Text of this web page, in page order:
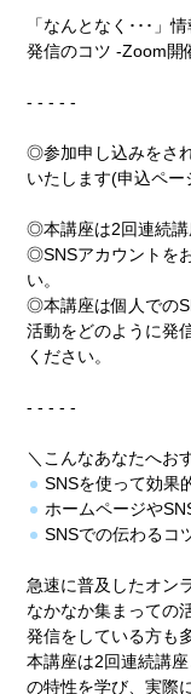
「なんとなく･･･」
発信のコツ -Zoom開
- - - - -
◎参加申し込みをさ
いたします(申込ペ
◎本講座は2回連続講
◎SNSアカウントを
い。
◎本講座は個人での
活動をどのように発
ください。
- - - - -
＼こんなあなたへお
SNSを使って効果
ホームページや
SNSでの伝わるコ
急速に普及したオン
なかなか集まっての
発信をしている方も
本講座は2回連続講
の特性を学び、実際